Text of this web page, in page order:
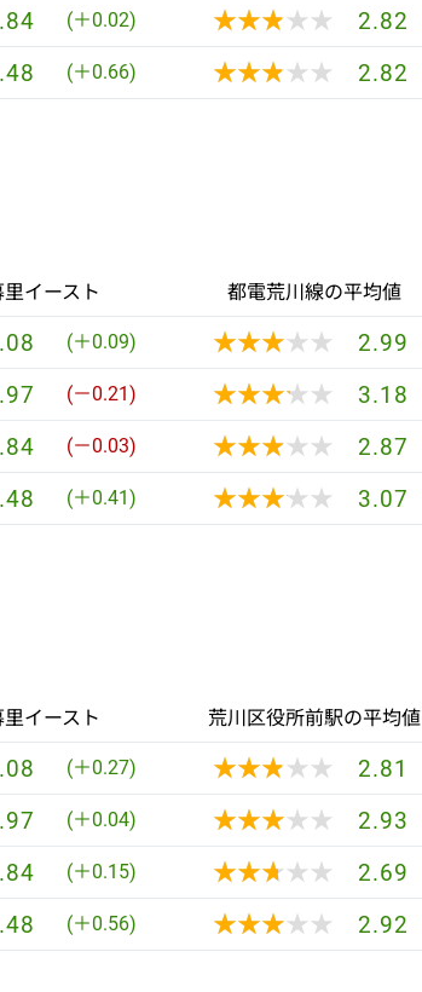
(＋0.02) ★★★★★
★★★★★ 2.82
(＋0.66) ★★★★★
★★★★★ 2.82
イースト 都電荒川線の平均値
(＋0.09) ★★★★★
★★★★★ 2.99
(－0.21) ★★★★★
★★★★★ 3.18
(－0.03) ★★★★★
★★★★★ 2.87
(＋0.41) ★★★★★
★★★★★ 3.07
イースト 荒川区役所前駅の平均値
(＋0.27) ★★★★★
★★★★★ 2.81
(＋0.04) ★★★★★
★★★★★ 2.93
(＋0.15) ★★★★★
★★★★★ 2.69
(＋0.56) ★★★★★
★★★★★ 2.92